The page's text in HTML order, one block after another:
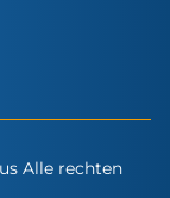
Alle rechten